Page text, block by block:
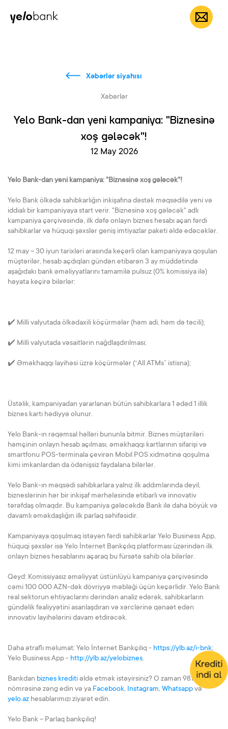
Fərdi Biznes AZ
Xəbərlər siyahısı
Xəbərlər
Yelo Bank-dan yeni kampaniya: "Biznesinə
xoş gələcək"!
12 May 2026
Yelo Bank-dan yeni kampaniya: "Biznesinə xoş gələcək"!
Yelo Bank ölkədə sahibkarlığın inkişafına dəstək məqsədilə yeni və
iddialı bir kampaniyaya start verir. "Biznesinə xoş gələcək" adlı
kampaniya çərçivəsində, ilk dəfə onlayn biznes hesabı açan fərdi
sahibkarlar və hüquqi şəxslər geniş imtiyazlar paketi əldə edəcəklər.
12 may – 30 iyun tarixləri arasında keçərli olan kampaniyaya qoşulan
müştərilər, hesab açdıqları gündən etibarən 3 ay müddətində
aşağıdakı bank əməliyyatlarını tamamilə pulsuz (0% komissiya ilə)
həyata keçirə bilərlər:
✔️ Milli valyutada ölkədaxili köçürmələr (həm adi, həm də təcili);
✔️ Milli valyutada vəsaitlərin nağdlaşdırılması;
✔️ Əməkhaqqı layihəsi üzrə köçürmələr (“All ATMs” istisna);
Üstəlik, kampaniyadan yararlanan bütün sahibkarlara 1 ədəd 1 illik
biznes kartı hədiyyə olunur.
Yelo Bank-ın rəqəmsal həlləri bununla bitmir. Biznes müştəriləri
həmçinin onlayn hesab açılması, əməkhaqqı kartlarının sifarişi və
smartfonu POS-terminala çevirən Mobil POS xidmətinə qoşulma
kimi imkanlardan da ödənişsiz faydalana bilərlər.
Yelo Bank-ın məqsədi sahibkarlara yalnız ilk addımlarında deyil,
bizneslərinin hər bir inkişaf mərhələsində etibarlı və innovativ
tərəfdaş olmaqdır. Bu kampaniya gələcəkdə Bank ilə daha böyük və
davamlı əməkdaşlığın ilk parlaq səhifəsidir.
Kampaniyaya qoşulmaq istəyən fərdi sahibkarlar Yelo Business App,
hüquqi şəxslər isə Yelo İnternet Bankçılıq platforması üzərindən ilk
onlayn biznes hesablarını açaraq bu fürsətə sahib ola bilərlər.
Qeyd: Komissiyasız əməliyyat üstünlüyü kampaniya çərçivəsində
cəmi 100 000 AZN-dək dövriyyə məbləği üçün keçərlidir. Yelo Bank
real sektorun ehtiyaclarını dərindən analiz edərək, sahibkarların
gündəlik fəaliyyətini asanlaşdıran və xərclərinə qənaət edən
innovativ layihələrini davam etdirəcək.
Daha ətraflı məlumat: Yelo İnternet Bankçılıq - https://ylb.az/i-bnk;
Yelo Business App - http://ylb.az/yelobiznes.
Bankdan biznes kreditiəldə etmək istəyirsiniz? O zaman 981
nömrəsinə zəng edin və ya Facebook, Instagram, Whatsappvə
yelo.az hesablarımızı ziyarət edin.
Yelo Bank – Parlaq bankçılıq!